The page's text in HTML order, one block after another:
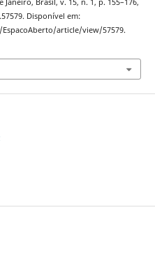
Janeiro, Brasil, v. 15, n. 1, p. 155–176,
Disponível em:
article/view/57579.